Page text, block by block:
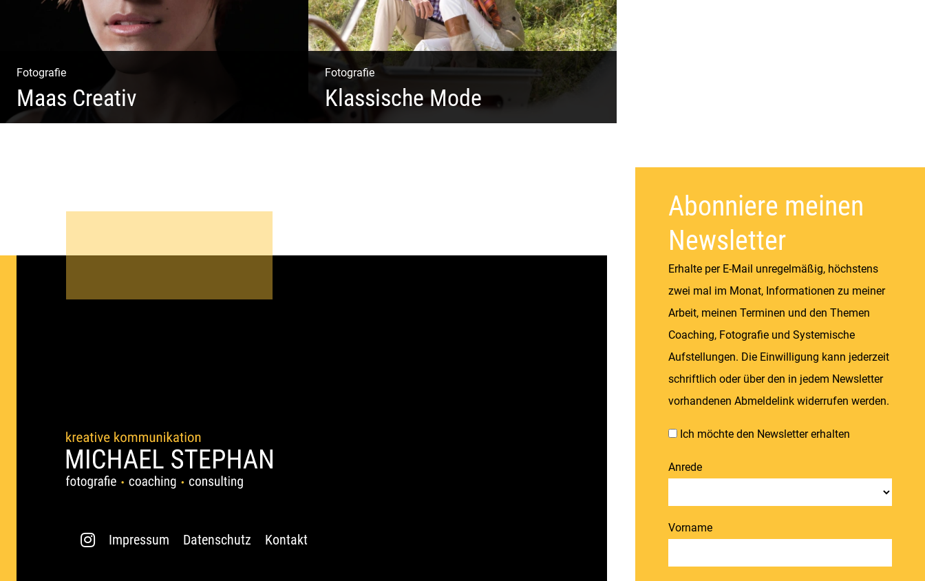
Fotografie
Maas Creativ
Fotografie
Klassische Mode
Abonniere meinen
Newsletter
Erhalte per E-Mail unregelmäßig, höchstens
zwei mal im Monat, Informationen zu meiner
Arbeit, meinen Terminen und den Themen
Coaching, Fotografie und Systemische
Aufstellungen. Die Einwilligung kann jederzeit
schriftlich oder über den in jedem Newsletter
vorhandenen Abmeldelink widerrufen werden.
Ich möchte den Newsletter erhalten
Anrede
Vorname
Impressum Datenschutz Kontakt